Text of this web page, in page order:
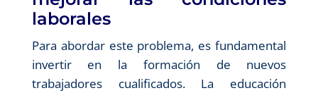
laborales
Para abordar este problema, es fundamental
invertir en la formación de nuevos
trabajadores cualificados. La educación